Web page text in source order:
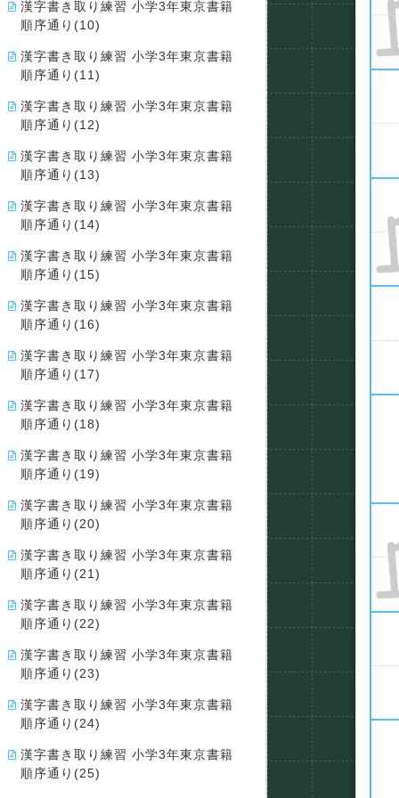
漢字書き取り練習 小学3年東京書籍
順序通り(10)
漢字書き取り練習 小学3年東京書籍
順序通り(11)
漢字書き取り練習 小学3年東京書籍
順序通り(12)
漢字書き取り練習 小学3年東京書籍
順序通り(13)
漢字書き取り練習 小学3年東京書籍
順序通り(14)
漢字書き取り練習 小学3年東京書籍
順序通り(15)
漢字書き取り練習 小学3年東京書籍
順序通り(16)
漢字書き取り練習 小学3年東京書籍
順序通り(17)
漢字書き取り練習 小学3年東京書籍
順序通り(18)
漢字書き取り練習 小学3年東京書籍
順序通り(19)
漢字書き取り練習 小学3年東京書籍
順序通り(20)
漢字書き取り練習 小学3年東京書籍
順序通り(21)
漢字書き取り練習 小学3年東京書籍
順序通り(22)
漢字書き取り練習 小学3年東京書籍
順序通り(23)
漢字書き取り練習 小学3年東京書籍
順序通り(24)
漢字書き取り練習 小学3年東京書籍
順序通り(25)